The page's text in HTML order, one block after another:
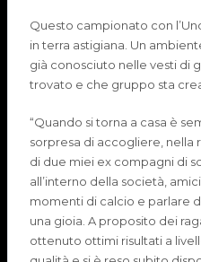
Questo campionato con
in terra astigiana. Un
già conosciuto nelle vesti di
trovato e che gruppo sta
“Quando si torna a casa è
sorpresa di accogliere, nella
di due miei ex compagni di
all’interno della società,
momenti di calcio e parlare
una gioia. A proposito dei
ottenuto ottimi risultati a